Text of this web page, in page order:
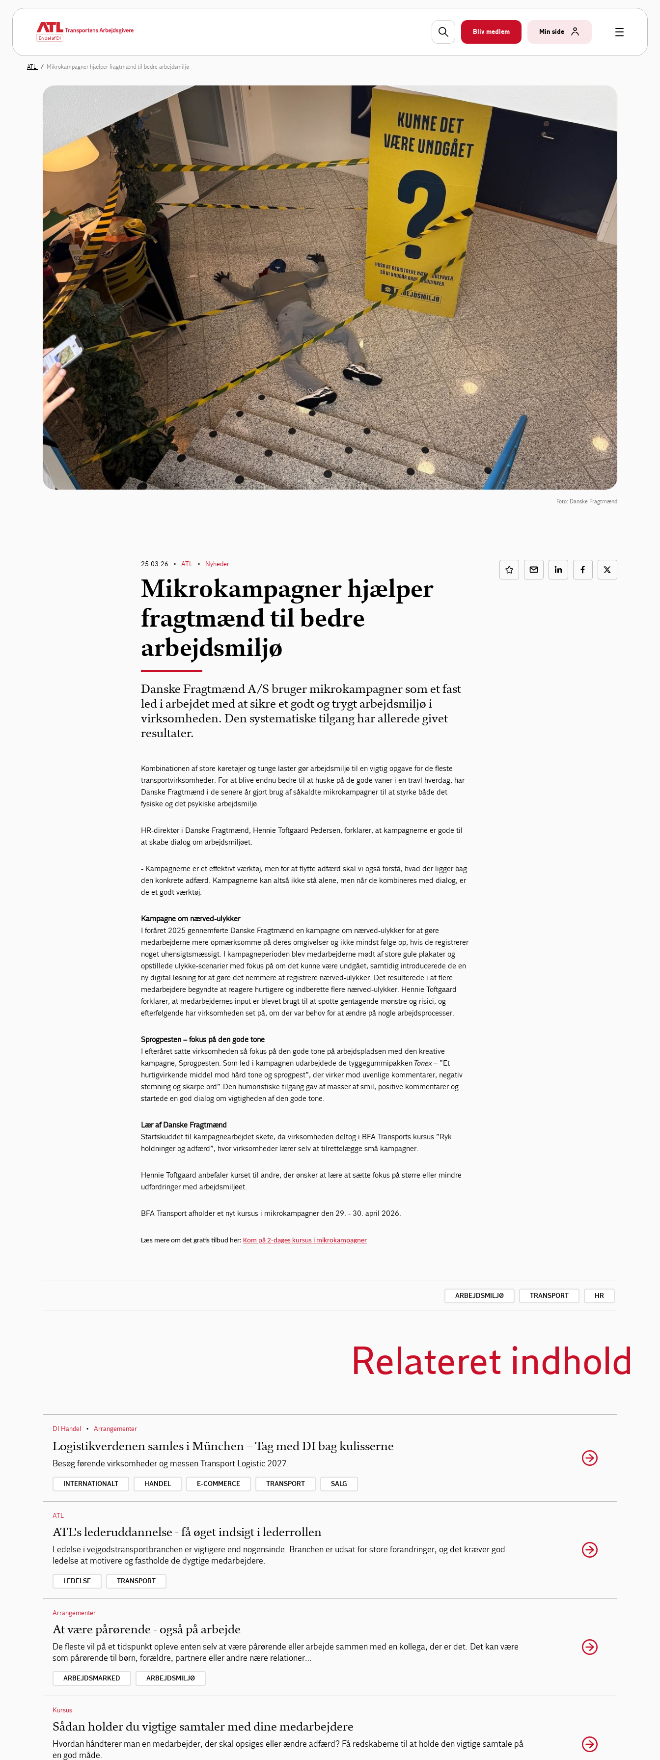
Bliv medlem Min side
ATL Mikrokampagner hjælper fragtmænd til bedre arbejdsmiljø
Foto: Danske Fragtmænd
25.03.26 • ATL • Nyheder
Mikrokampagner hjælper
fragtmænd til bedre
arbejdsmiljø
Danske Fragtmænd A/S bruger mikrokampagner som et fast
led i arbejdet med at sikre et godt og trygt arbejdsmiljø i
virksomheden. Den systematiske tilgang har allerede givet
resultater.
Kombinationen af store køretøjer og tunge laster gør arbejdsmiljø til en vigtig opgave for de fleste
transportvirksomheder. For at blive endnu bedre til at huske på de gode vaner i en travl hverdag, har
Danske Fragtmænd i de senere år gjort brug af såkaldte mikrokampagner til at styrke både det
fysiske og det psykiske arbejdsmiljø.
HR-direktør i Danske Fragtmænd, Hennie Toftgaard Pedersen, forklarer, at kampagnerne er gode til
at skabe dialog om arbejdsmiljøet:
- Kampagnerne er et effektivt værktøj, men for at flytte adfærd skal vi også forstå, hvad der ligger bag
den konkrete adfærd. Kampagnerne kan altså ikke stå alene, men når de kombineres med dialog, er
de et godt værktøj.
Kampagne om nærved-ulykker
I foråret 2025 gennemførte Danske Fragtmænd en kampagne om nærved-ulykker for at gøre
medarbejderne mere opmærksomme på deres omgivelser og ikke mindst følge op, hvis de registrerer
noget uhensigtsmæssigt. I kampagneperioden blev medarbejderne mødt af store gule plakater og
opstillede ulykke-scenarier med fokus på om det kunne være undgået, samtidig introducerede de en
ny digital løsning for at gøre det nemmere at registrere nærved-ulykker. Det resulterede i at flere
medarbejdere begyndte at reagere hurtigere og indberette flere nærved-ulykker. Hennie Toftgaard
forklarer, at medarbejdernes input er blevet brugt til at spotte gentagende mønstre og risici, og
efterfølgende har virksomheden set på, om der var behov for at ændre på nogle arbejdsprocesser.
Sprogpesten – fokus på den gode tone
I efteråret satte virksomheden så fokus på den gode tone på arbejdspladsen med den kreative
kampagne, Sprogpesten. Som led i kampagnen udarbejdede de tyggegummipakken Tonex– ”Et
hurtigvirkende middel mod hård tone og sprogpest”, der virker mod uvenlige kommentarer, negativ
stemning og skarpe ord”. Den humoristiske tilgang gav af masser af smil, positive kommentarer og
startede en god dialog om vigtigheden af den gode tone.
Lær af Danske Fragtmænd
Startskuddet til kampagnearbejdet skete, da virksomheden deltog i BFA Transports kursus ”Ryk
holdninger og adfærd”, hvor virksomheder lærer selv at tilrettelægge små kampagner.
Hennie Toftgaard anbefaler kurset til andre, der ønsker at lære at sætte fokus på større eller mindre
udfordringer med arbejdsmiljøet.
BFA Transport afholder et nyt kursus i mikrokampagner den 29. - 30. april 2026.
Læs mere om det gratis tilbud her: Kom på 2-dages kursus i mikrokampagner
ARBEJDSMILJØ TRANSPORT HR
Relateret indhold
DI Handel • Arrangementer
Logistikverdenen samles i München – Tag med DI bag kulisserne
Besøg førende virksomheder og messen Transport Logistic 2027.
INTERNATIONALT HANDEL E-COMMERCE TRANSPORT SALG
ATL
ATL's lederuddannelse - få øget indsigt i lederrollen
Ledelse i vejgodstransportbranchen er vigtigere end nogensinde. Branchen er udsat for store forandringer, og det kræver god
ledelse at motivere og fastholde de dygtige medarbejdere.
LEDELSE TRANSPORT
Arrangementer
At være pårørende - også på arbejde
De fleste vil på et tidspunkt opleve enten selv at være pårørende eller arbejde sammen med en kollega, der er det. Det kan være
som pårørende til børn, forældre, partnere eller andre nære relationer…
ARBEJDSMARKED ARBEJDSMILJØ
Kursus
Sådan holder du vigtige samtaler med dine medarbejdere
Hvordan håndterer man en medarbejder, der skal opsiges eller ændre adfærd? Få redskaberne til at holde den vigtige samtale på
en god måde.